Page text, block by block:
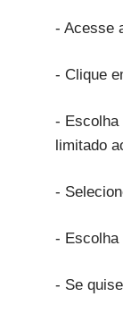
- Acesse
- Clique
- Escolha
limitado
-
- Escolha
- Se